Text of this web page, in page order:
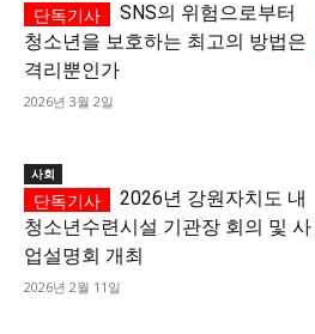
SNS의 위험으로부터
청소년을 보호하는 최고의 방법은
격리뿐인가
2026년 3월 2일
사회
2026년 강원자치도 내
청소년수련시설 기관장 회의 및 사
업설명회 개최
2026년 2월 11일